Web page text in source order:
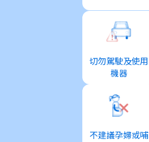
切勿駕駛及使用
機器
不建議孕婦或哺